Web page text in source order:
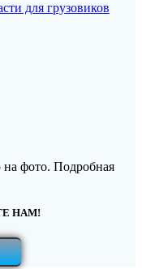
для грузовиков
на фото. Подробная
НАМ!